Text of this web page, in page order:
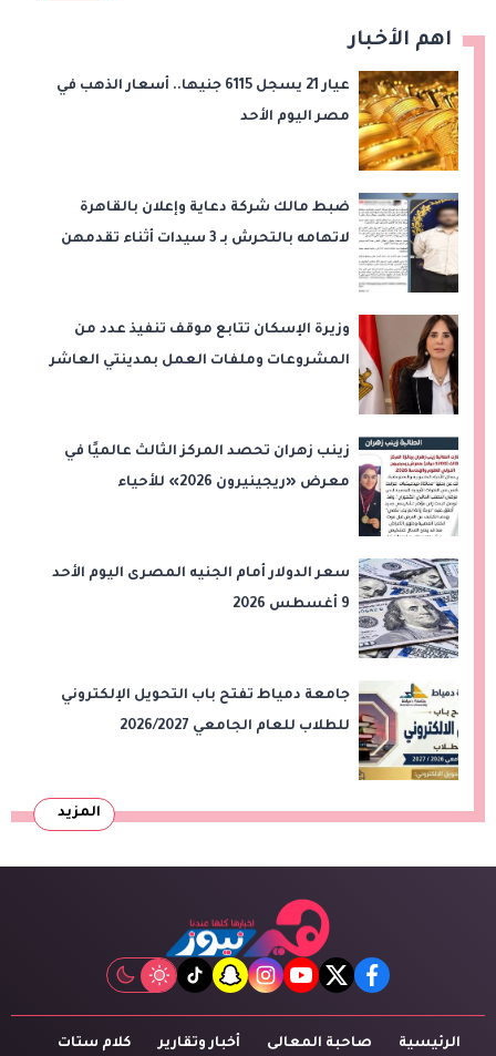
اهم الأخبار
عيار 21 يسجل 6115 جنيها.. أسعار الذهب في
مصر اليوم الأحد
ضبط مالك شركة دعاية وإعلان بالقاهرة
لاتهامه بالتحرش بـ 3 سيدات أثناء تقدمهن
وزيرة الإسكان تتابع موقف تنفيذ عدد من
المشروعات وملفات العمل بمدينتي العاشر
زينب زهران تحصد المركز الثالث عالميًا في
معرض «ريجينيرون 2026» للأحياء
سعر الدولار أمام الجنيه المصرى اليوم الأحد
9 أغسطس 2026
جامعة دمياط تفتح باب التحويل الإلكتروني
للطلاب للعام الجامعي 2026/2027
المزيد
facebook
twitter
youtube
instagram
snapchat
tiktok
الرئيسية صاحبة المعالى أخبار وتقارير كلام ستات